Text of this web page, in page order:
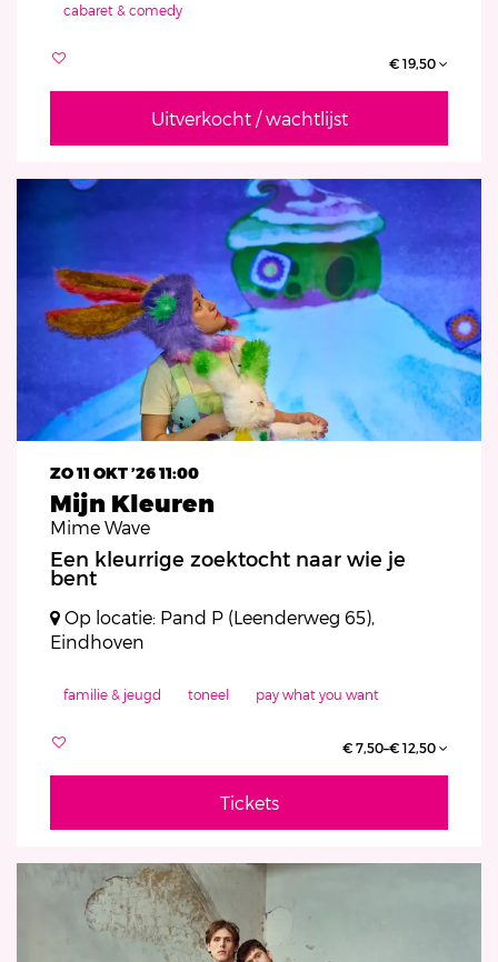
cabaret & comedy
€ 19,50
Uitverkocht / wachtlijst
Mijn Kleuren
Mime Wave
ZO 11 OKT ’2611:00
Een kleurrige zoektocht naar wie je
bent
Op locatie: Pand P (Leenderweg 65),
Eindhoven
familie & jeugd toneel pay what you want
€ 7,50–€ 12,50
Tickets